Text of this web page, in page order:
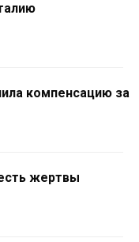
компенсацию за
жертвы